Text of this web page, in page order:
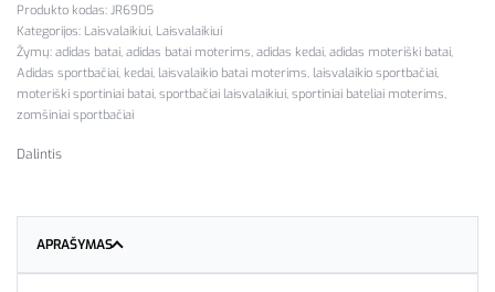
JR6905
Kategorijos: Laisvalaikiui, Laisvalaikiui
Žymų: adidas batai, adidas batai moterims, adidas kedai, adidas moteriški batai,
Adidas sportbačiai, kedai, laisvalaikio batai moterims, laisvalaikio sportbačiai,
moteriški sportiniai batai, sportbačiai laisvalaikiui, sportiniai bateliai moterims,
zomšiniai sportbačiai
Dalintis
APRAŠYMAS